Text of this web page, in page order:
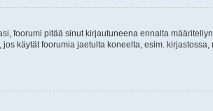
foorumi pitää sinut kirjautuneena ennalta
käytät foorumia jaetulta koneelta, esim.